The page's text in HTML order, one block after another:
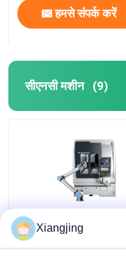
हमसे संपर्क करें
सीएनसी मशीन (9)
उच्च परिशुद्धता मिलिंग के
सहयोगात्मक रोबोट आर्म
Xiangjing